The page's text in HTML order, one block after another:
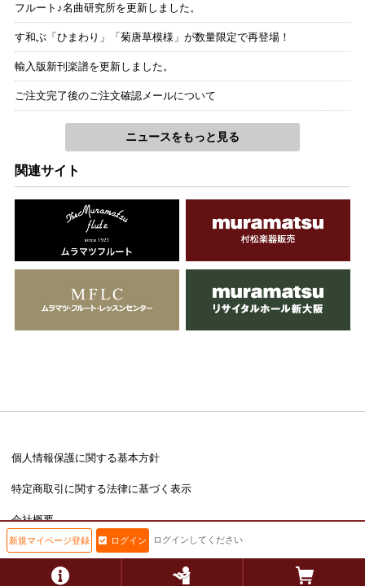
フルート♪名曲研究所を更新しました。
す和ぶ「ひまわり」「菊唐草模様」が数量限定で再登場！
輸入版新刊楽譜を更新しました。
ご注文完了後のご注文確認メールについて
ニュースをもっと見る
関連サイト
個人情報保護に関する基本方針
特定商取引に関する法律に基づく表示
会社概要
新規マイページ登録 ログイン ログインしてください